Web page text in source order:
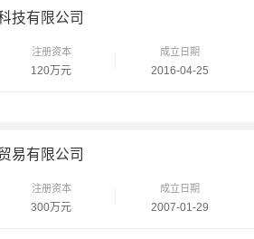
技有限公司
注册资本
120万元
成立日期
2016-04-25
易有限公司
注册资本
300万元
成立日期
2007-01-29